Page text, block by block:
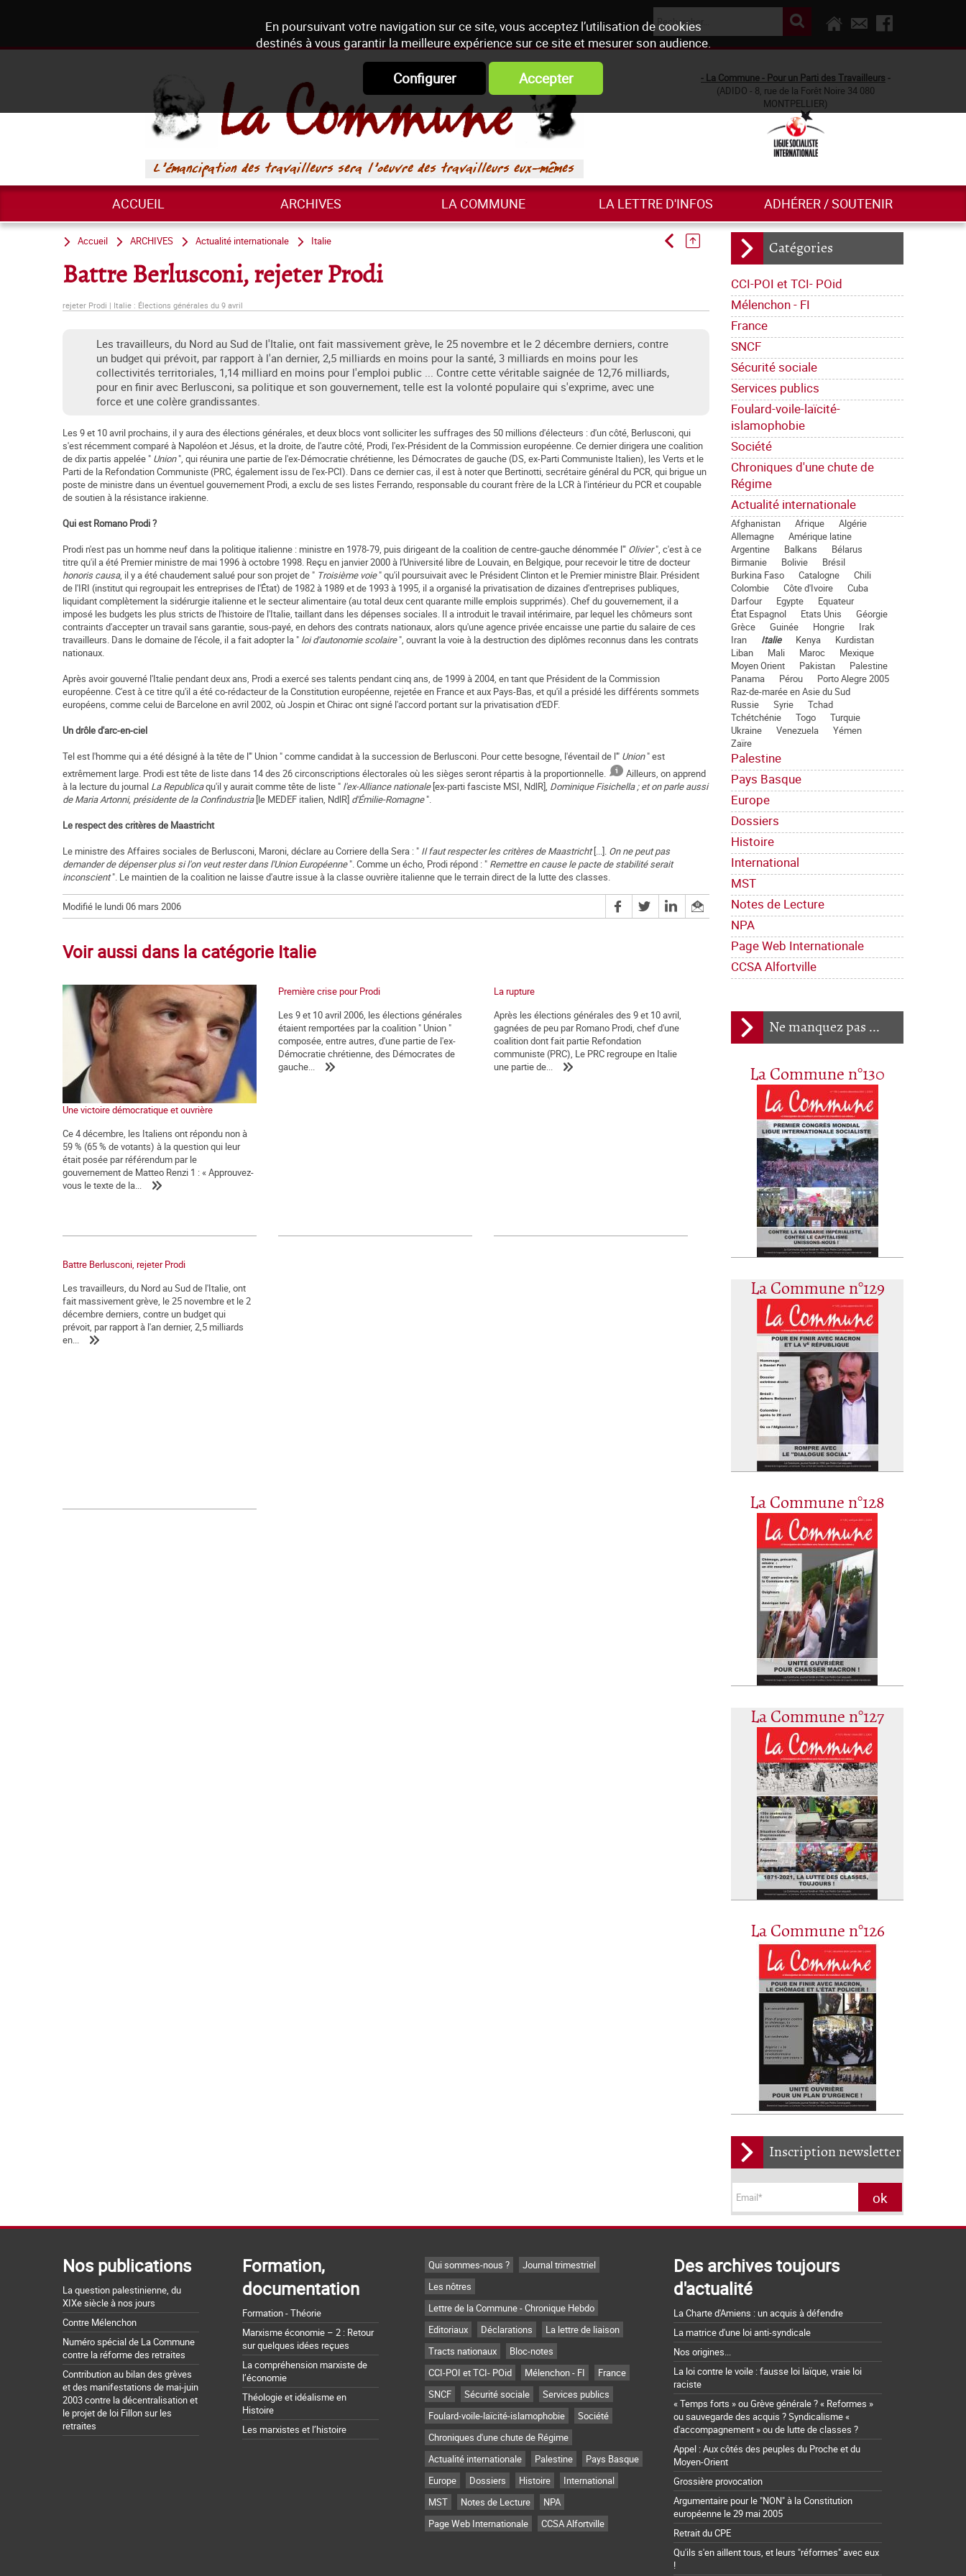
En poursuivant votre navigation sur ce site, vous acceptez l’utilisation de cookies
destinés à vous garantir la meilleure expérience sur ce site et mesurer son audience.
Configurer Accepter - La Commune - Pour un Parti des Travailleurs -
(ADIDO - 8, rue de la Forêt Noire 34 080
MONTPELLIER)
ACCUEIL ARCHIVES LA COMMUNE LA LETTRE D'INFOS ADHÉRER / SOUTENIR
Catégories
CCI-POI et TCI- POid
Mélenchon - FI
France
SNCF
Sécurité sociale
Services publics
Foulard-voile-laïcité-
islamophobie
Société
Chroniques d'une chute de
Régime
Actualité internationale
Afghanistan Afrique
Algérie
Allemagne
Amérique latine
Argentine
Balkans
Bélarus
Birmanie
Bolivie
Brésil
Burkina Faso
Catalogne
Chili
Colombie
Côte d'Ivoire
Cuba
Darfour
Egypte
Equateur
État Espagnol
Etats Unis
Géorgie
Grèce
Guinée Hongrie
Irak
Iran
Italie Kenya
Kurdistan
Liban
Mali Maroc
Mexique
Moyen Orient
Pakistan
Palestine
Panama
Pérou
Porto Alegre 2005
Raz-de-marée en Asie du Sud
Russie
Syrie
Tchad
Tchétchénie
Togo
Turquie
Ukraine
Venezuela
Yémen
Zaïre
Palestine
Pays Basque
Europe
Dossiers
Histoire
International
MST
Notes de Lecture
NPA
Page Web Internationale
CCSA Alfortville
Ne manquez pas ...
La Commune n°130
La Commune n°129
La Commune n°128
La Commune n°127
La Commune n°126
Inscription newsletter
Accueil ARCHIVES Actualité internationale Italie
Battre Berlusconi, rejeter Prodi
rejeter Prodi | Italie : Élections générales du 9 avril
Les travailleurs, du Nord au Sud de l'Italie, ont fait massivement grève, le 25 novembre et le 2 décembre derniers, contre
un budget qui prévoit, par rapport à l'an dernier, 2,5 milliards en moins pour la santé, 3 milliards en moins pour les
collectivités territoriales, 1,14 milliard en moins pour l'emploi public ... Contre cette véritable saignée de 12,76 milliards,
pour en finir avec Berlusconi, sa politique et son gouvernement, telle est la volonté populaire qui s'exprime, avec une
force et une colère grandissantes.
Les 9 et 10 avril prochains, il y aura des élections générales, et deux blocs vont solliciter les suffrages des 50 millions d'électeurs : d'un côté, Berlusconi, qui
s'est récemment comparé à Napoléon et Jésus, et la droite, de l'autre côté, Prodi, l'ex-Président de la Commission européenne. Ce dernier dirigera une coalition
de dix partis appelée " Union", qui réunira une partie de l'ex-Démocratie chrétienne, les Démocrates de gauche (DS, ex-Parti Communiste Italien), les Verts et le
Parti de la Refondation Communiste (PRC, également issu de l'ex-PCI). Dans ce dernier cas, il est à noter que Bertinotti, secrétaire général du PCR, qui brigue un
poste de ministre dans un éventuel gouvernement Prodi, a exclu de ses listes Ferrando, responsable du courant frère de la LCR à l'intérieur du PCR et coupable
de soutien à la résistance irakienne.
Qui est Romano Prodi ?
Prodi n'est pas un homme neuf dans la politique italienne : ministre en 1978-79, puis dirigeant de la coalition de centre-gauche dénommée l'" Olivier", c'est à ce
titre qu'il a été Premier ministre de mai 1996 à octobre 1998. Reçu en janvier 2000 à l'Université libre de Louvain, en Belgique, pour recevoir le titre de docteur
honoris causa, il y a été chaudement salué pour son projet de " Troisième voie" qu'il poursuivait avec le Président Clinton et le Premier ministre Blair. Président
de l'IRI (institut qui regroupait les entreprises de l'État) de 1982 à 1989 et de 1993 à 1995, il a organisé la privatisation de dizaines d'entreprises publiques,
liquidant complètement la sidérurgie italienne et le secteur alimentaire (au total deux cent quarante mille emplois supprimés). Chef du gouvernement, il a
imposé les budgets les plus stricts de l'histoire de l'Italie, taillant dans les dépenses sociales. Il a introduit le travail intérimaire, par lequel les chômeurs sont
contraints d'accepter un travail sans garantie, sous-payé, en dehors des contrats nationaux, alors qu'une agence privée encaisse une partie du salaire de ces
travailleurs. Dans le domaine de l'école, il a fait adopter la " loi d'autonomie scolaire", ouvrant la voie à la destruction des diplômes reconnus dans les contrats
nationaux.
Après avoir gouverné l'Italie pendant deux ans, Prodi a exercé ses talents pendant cinq ans, de 1999 à 2004, en tant que Président de la Commission
européenne. C'est à ce titre qu'il a été co-rédacteur de la Constitution européenne, rejetée en France et aux Pays-Bas, et qu'il a présidé les différents sommets
européens, comme celui de Barcelone en avril 2002, où Jospin et Chirac ont signé l'accord portant sur la privatisation d'EDF.
Un drôle d'arc-en-ciel
Tel est l'homme qui a été désigné à la tête de l'" Union " comme candidat à la succession de Berlusconi. Pour cette besogne, l'éventail de l'" Union" est
extrêmement large. Prodi est tête de liste dans 14 des 26 circonscriptions électorales où les sièges seront répartis à la proportionnelle.
Ailleurs, on apprend
à la lecture du journal La Republicaqu'il y aurait comme tête de liste " l'ex-Alliance nationale[ex-parti fasciste MSI, NdlR], Dominique Fisichella ; et on parle aussi
de Maria Artonni, présidente de la Confindustria[le MEDEF italien, NdlR] d'Émilie-Romagne".
Le respect des critères de Maastricht
Le ministre des Affaires sociales de Berlusconi, Maroni, déclare au Corriere della Sera : " Il faut respecter les critères de Maastricht[...]. On ne peut pas
demander de dépenser plus si l'on veut rester dans l'Union Européenne". Comme un écho, Prodi répond : " Remettre en cause le pacte de stabilité serait
inconscient". Le maintien de la coalition ne laisse d'autre issue à la classe ouvrière italienne que le terrain direct de la lutte des classes.
Modifié le lundi 06 mars 2006
Voir aussi dans la catégorie Italie
Une victoire démocratique et ouvrière
Ce 4 décembre, les Italiens ont répondu non à
59 % (65 % de votants) à la question qui leur
était posée par référendum par le
gouvernement de Matteo Renzi 1 : « Approuvez-
vous le texte de la...
Première crise pour Prodi
Les 9 et 10 avril 2006, les élections générales
étaient remportées par la coalition " Union "
composée, entre autres, d'une partie de l'ex-
Démocratie chrétienne, des Démocrates de
gauche...
La rupture
Après les élections générales des 9 et 10 avril,
gagnées de peu par Romano Prodi, chef d'une
coalition dont fait partie Refondation
communiste (PRC), Le PRC regroupe en Italie
une partie de...
Battre Berlusconi, rejeter Prodi
Les travailleurs, du Nord au Sud de l'Italie, ont
fait massivement grève, le 25 novembre et le 2
décembre derniers, contre un budget qui
prévoit, par rapport à l'an dernier, 2,5 milliards
en...
Nos publications
La question palestinienne, du
XIXe siècle à nos jours
Contre Mélenchon
Numéro spécial de La Commune
contre la réforme des retraites
Contribution au bilan des grèves
et des manifestations de mai-juin
2003 contre la décentralisation et
le projet de loi Fillon sur les
retraites
Formation,
documentation
Formation - Théorie
Marxisme économie – 2 : Retour
sur quelques idées reçues
La compréhension marxiste de
l’économie
Théologie et idéalisme en
Histoire
Les marxistes et l’histoire
Qui sommes-nous ?
Journal trimestriel
Les nôtres
Lettre de la Commune - Chronique Hebdo
Editoriaux
Déclarations
La lettre de liaison
Tracts nationaux
Bloc-notes
CCI-POI et TCI- POid
Mélenchon - FI
France
SNCF
Sécurité sociale
Services publics
Foulard-voile-laïcité-islamophobie
Société
Chroniques d'une chute de Régime
Actualité internationale
Palestine
Pays Basque
Europe
Dossiers Histoire
International
MST
Notes de Lecture
NPA
Page Web Internationale
CCSA Alfortville
Des archives toujours
d'actualité
La Charte d'Amiens : un acquis à défendre
La matrice d'une loi anti-syndicale
Nos origines...
La loi contre le voile : fausse loi laïque, vraie loi
raciste
« Temps forts » ou Grève générale ? « Reformes »
ou sauvegarde des acquis ? Syndicalisme «
d'accompagnement » ou de lutte de classes ?
Appel : Aux côtés des peuples du Proche et du
Moyen-Orient
Grossière provocation
Argumentaire pour le "NON" à la Constitution
européenne le 29 mai 2005
Retrait du CPE
Qu'ils s'en aillent tous, et leurs "réformes" avec eux
!